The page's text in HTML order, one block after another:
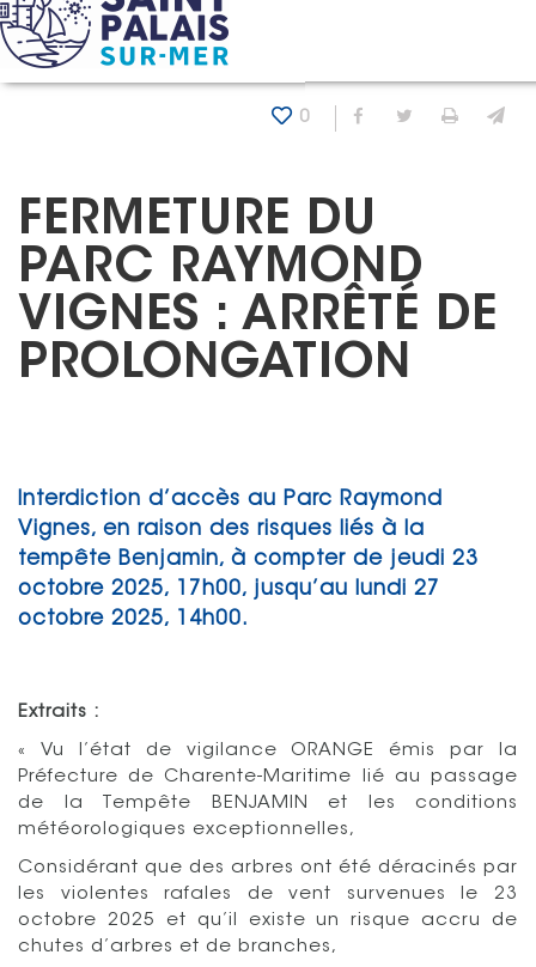
Panneau de gestion des cookies
Accueil Actualités
0 Partager sur
Partager
FERMETURE DU
PARC RAYMOND
VIGNES : ARRÊTÉ DE
PROLONGATION
Interdiction d’accès au Parc Raymond
Vignes, en raison des risques liés à la
tempête Benjamin, à compter de jeudi 23
octobre 2025, 17h00, jusqu’au lundi 27
octobre 2025, 14h00.
Extraits :
« Vu l’état de vigilance ORANGE émis par la
Préfecture de Charente-Maritime lié au passage
de la Tempête BENJAMIN et les conditions
météorologiques exceptionnelles,
Considérant que des arbres ont été déracinés par
les violentes rafales de vent survenues le 23
octobre 2025 et qu’il existe un risque accru de
chutes d’arbres et de branches,